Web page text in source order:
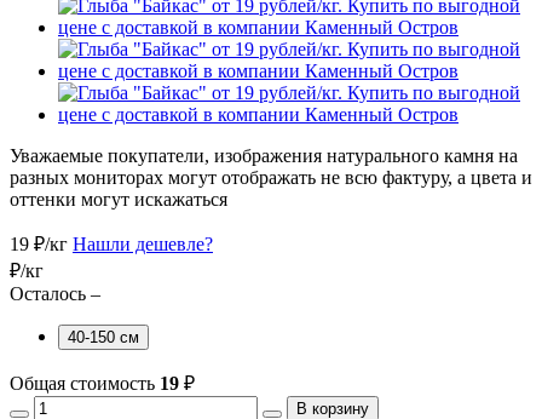
Уважаемые покупатели, изображения натурального камня на
разных мониторах могут отображать не всю фактуру, а цвета и
оттенки могут искажаться
19 ₽/кг Нашли дешевле?
₽/кг
Осталось –
40-150 см
Общая стоимость 19 ₽
В корзину